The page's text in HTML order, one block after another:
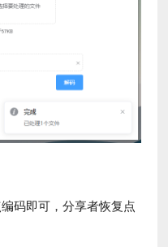
码即可，分享者恢复点